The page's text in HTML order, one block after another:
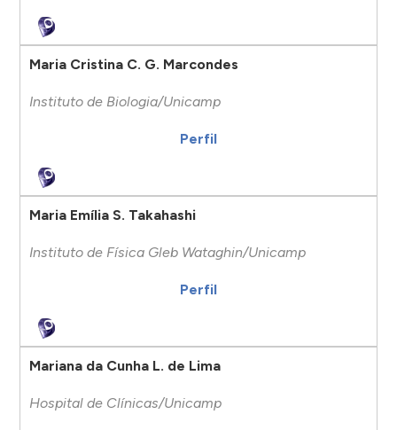
Maria Cristina C. G. Marcondes
Instituto de Biologia/Unicamp
Perfil
Maria Emília S. Takahashi
Instituto de Física Gleb Wataghin/Unicamp
Perfil
Mariana da Cunha L. de Lima
Hospital de Clínicas/Unicamp